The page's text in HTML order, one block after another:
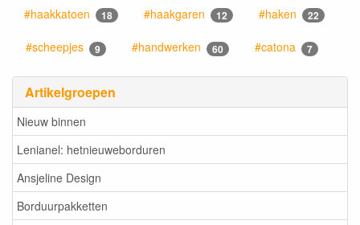
Artikelgroepen
Nieuw binnen
Lenianel: hetnieuweborduren
Ansjeline Design
Borduurpakketten
#haakkatoen 18 #haakgaren 12 #haken 22
#scheepjes 9 #handwerken 60 #catona 7